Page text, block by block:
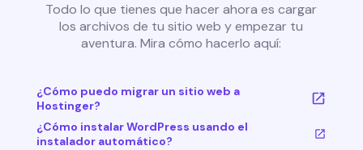
Todo lo que tienes que hacer ahora es cargar
los archivos de tu sitio web y empezar tu
aventura. Mira cómo hacerlo aquí:
¿Cómo puedo migrar un sitio web a
Hostinger?
¿Cómo instalar WordPress usando el
instalador automático?